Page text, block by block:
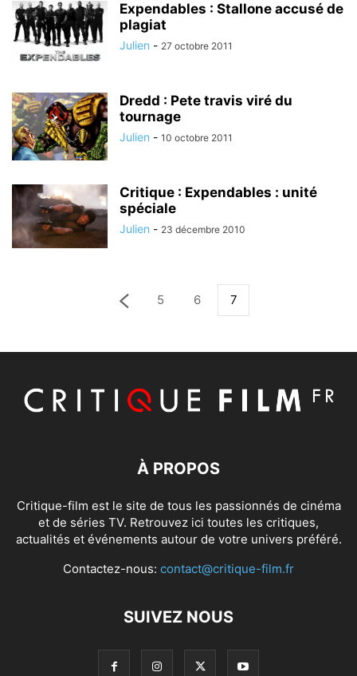
Expendables : Stallone accusé de
plagiat
Julien - 27 octobre 2011
Dredd : Pete travis viré du
tournage
Julien - 10 octobre 2011
Critique : Expendables : unité
spéciale
Julien - 23 décembre 2010
5 6 7
À PROPOS
Critique-film est le site de tous les passionnés de cinéma
et de séries TV. Retrouvez ici toutes les critiques,
actualités et événements autour de votre univers préféré.
Contactez-nous: contact@critique-film.fr
SUIVEZ NOUS